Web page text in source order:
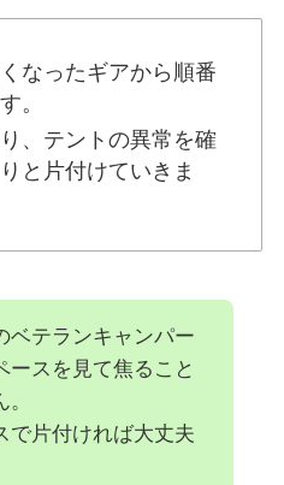
なったギアから順番
。
、テントの異常を確
と片付けていきま
ベテランキャンパー
ースを見て焦ること
で片付ければ大丈夫